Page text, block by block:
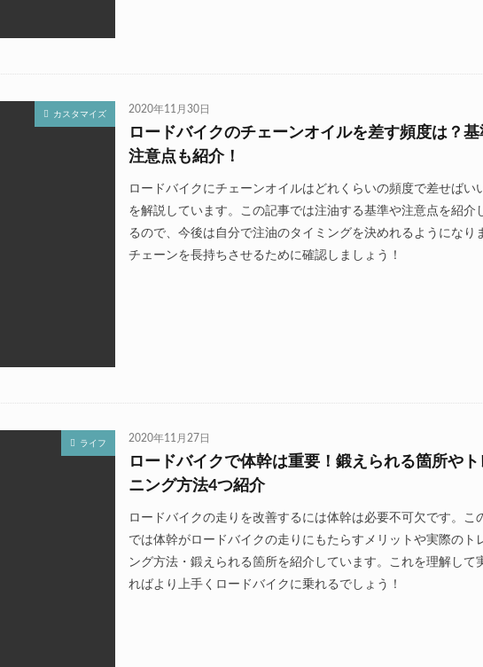
カスタマイズ 2020年11月30日
ロードバイクのチェーンオイルを差す頻度は？基
注意点も紹介！
ロードバイクにチェーンオイルはどれくらいの頻度で差せばい
を解説しています。この記事では注油する基準や注意点を紹介
るので、今後は自分で注油のタイミングを決めれるようになり
チェーンを長持ちさせるために確認しましょう！
ライフ 2020年11月27日
ロードバイクで体幹は重要！鍛えられる箇所やト
ニング方法4つ紹介
ロードバイクの走りを改善するには体幹は必要不可欠です。こ
では体幹がロードバイクの走りにもたらすメリットや実際のト
ング方法・鍛えられる箇所を紹介しています。これを理解して
ればより上手くロードバイクに乗れるでしょう！